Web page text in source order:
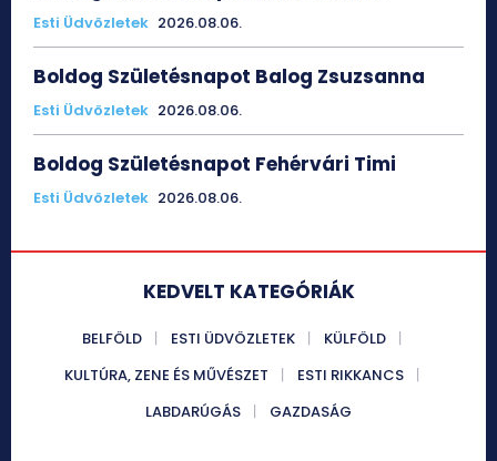
Esti Üdvözletek 2026.08.06.
Boldog Születésnapot Balog Zsuzsanna
Esti Üdvözletek 2026.08.06.
Boldog Születésnapot Fehérvári Timi
Esti Üdvözletek 2026.08.06.
KEDVELT KATEGÓRIÁK
BELFÖLD ESTI ÜDVÖZLETEK
KÜLFÖLD
KULTÚRA, ZENE ÉS MŰVÉSZET
ESTI RIKKANCS
LABDARÚGÁS
GAZDASÁG